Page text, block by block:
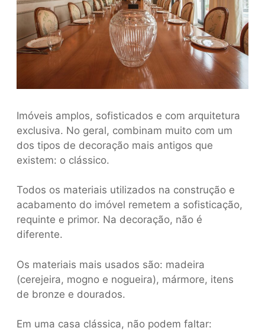
Imóveis amplos, sofisticados e com arquitetura
exclusiva. No geral, combinam muito com um
dos tipos de decoração mais antigos que
existem: o clássico.
Todos os materiais utilizados na construção e
acabamento do imóvel remetem a sofisticação,
requinte e primor. Na decoração, não é
diferente.
Os materiais mais usados são: madeira
(cerejeira, mogno e nogueira), mármore, itens
de bronze e dourados.
Em uma casa clássica, não podem faltar: